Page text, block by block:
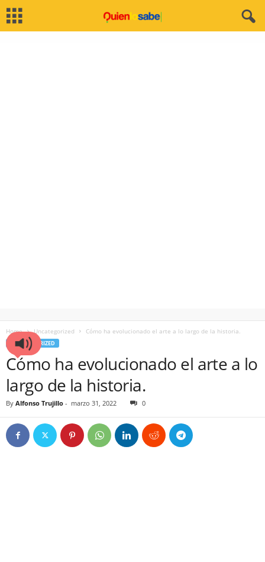
Home Uncategorized Cómo ha evolucionado el arte a lo largo de la historia.
UNCATEGORIZED
Cómo ha evolucionado el arte a lo
largo de la historia.
By Alfonso Trujillo - marzo 31, 2022 0